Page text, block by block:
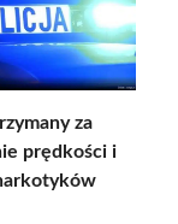
za
prędkości i